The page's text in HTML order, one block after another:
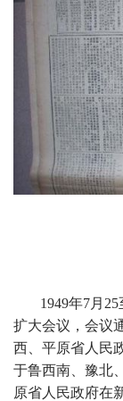
1949年7月
扩大会议，会议
西、平原省人民
于鲁西南、豫北
原省人民政府在